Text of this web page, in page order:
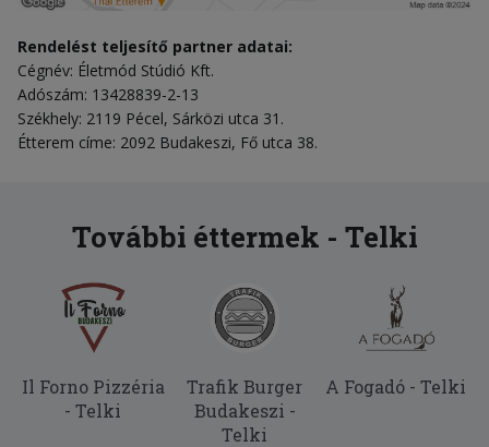
Rendelést teljesítő partner adatai:
Cégnév: Életmód Stúdió Kft.
Adószám: 13428839-2-13
Székhely: 2119 Pécel, Sárközi utca 31.
Étterem címe: 2092 Budakeszi, Fő utca 38.
További éttermek - Telki
Il Forno Pizzéria
- Telki
Trafik Burger
Budakeszi -
Telki
A Fogadó - Telki